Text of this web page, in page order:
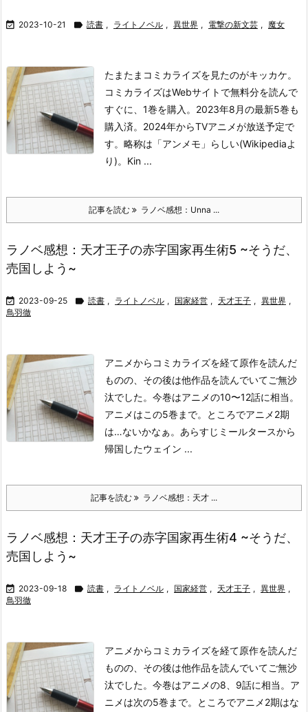
 2023-10-21  読書 , ライトノベル , 異世界 , 電撃の新文芸 , 魔女
たまたまコミカライズを見たのがキッカケ。
コミカライズはWebサイトで無料分を読んで
すぐに、1巻を購入。2023年8月の最新5巻も
購入済。2024年からTVアニメが放送予定で
す。略称は「アンメモ」らしい(Wikipediaよ
り)。Kin ...
記事を読む ラノベ感想：Unna ...
ラノベ感想：天才王子の赤字国家再生術5 ~そうだ、
売国しよう~
 2023-09-25  読書 , ライトノベル , 国家経営 , 天才王子 , 異世界 ,
鳥羽徹
アニメからコミカライズを経て原作を読んだ
ものの、その後は他作品を読んでいてご無沙
汰でした。今巻はアニメの10〜12話に相当。
アニメはこの5巻まで。ところでアニメ2期
は…ないかなぁ。 あらすじ ミールタースから
帰国したウェイン ...
記事を読む ラノベ感想：天才 ...
ラノベ感想：天才王子の赤字国家再生術4 ~そうだ、
売国しよう~
 2023-09-18  読書 , ライトノベル , 国家経営 , 天才王子 , 異世界 ,
鳥羽徹
アニメからコミカライズを経て原作を読んだ
ものの、その後は他作品を読んでいてご無沙
汰でした。今巻はアニメの8、9話に相当。ア
ニメは次の5巻まで。ところでアニメ2期はな